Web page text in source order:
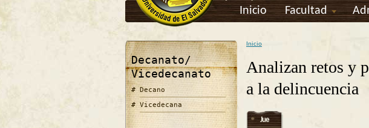
Inicio Facultad
Decanato/
Vicedecanato
Decano
Vicedecana
Se encuentra usted aquí
Inicio
Analizan retos y
a la delincuencia
Jue